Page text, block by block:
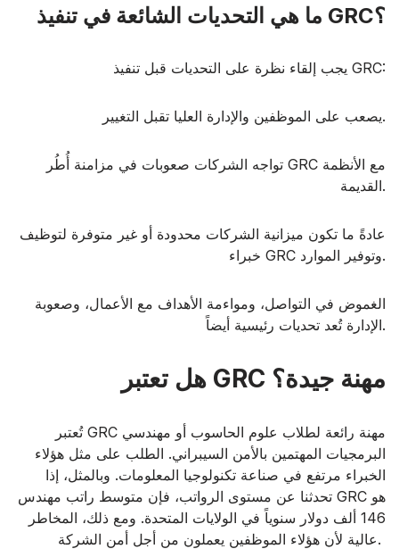
ما هي التحديات الشائعة في تنفيذ GRC؟
يجب إلقاء نظرة على التحديات قبل تنفيذ GRC:
يصعب على الموظفين والإدارة العليا تقبل التغيير.
تواجه الشركات صعوبات في مزامنة أُطُر GRC مع الأنظمة
القديمة.
عادةً ما تكون ميزانية الشركات محدودة أو غير متوفرة لتوظيف
خبراء GRC وتوفير الموارد.
الغموض في التواصل، ومواءمة الأهداف مع الأعمال، وصعوبة
الإدارة تُعد تحديات رئيسية أيضاً.
هل تعتبر GRC مهنة جيدة؟
تُعتبر GRC مهنة رائعة لطلاب علوم الحاسوب أو مهندسي
البرمجيات المهتمين بالأمن السيبراني. الطلب على مثل هؤلاء
الخبراء مرتفع في صناعة تكنولوجيا المعلومات. وبالمثل، إذا
تحدثنا عن مستوى الرواتب، فإن متوسط راتب مهندس GRC هو
146 ألف دولار سنوياً في الولايات المتحدة. ومع ذلك، المخاطر
عالية لأن هؤلاء الموظفين يعملون من أجل أمن الشركة.